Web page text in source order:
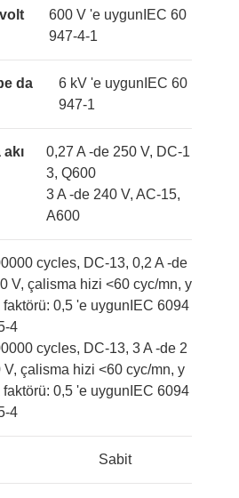
600 V 'e uygunIEC 60
947-4-1
da
6 kV 'e uygunIEC 60
947-1
0,27 A -de 250 V, DC-1
3, Q600
3 A -de 240 V, AC-15,
A600
cycles, DC-13, 0,2 A -de
V, çalisma hizi <60 cyc/mn, y
faktörü: 0,5 'e uygunIEC 6094
4
cycles, DC-13, 3 A -de 2
V, çalisma hizi <60 cyc/mn, y
faktörü: 0,5 'e uygunIEC 6094
4
Sabit